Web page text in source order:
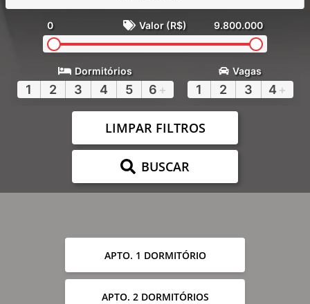
0 Valor (R$) 9.800.000
Dormitórios
1 2 3 4 5 6 +
Vagas
1 2 3 4 +
LIMPAR FILTROS
BUSCAR
APTO. 1 DORMITÓRIO
APTO. 2 DORMITÓRIOS